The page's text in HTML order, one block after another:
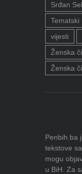
Srđan
Tematski
vijesti
Ženska
Ženska
Penbih.ba
tekstove
mogu
u BiH. Za